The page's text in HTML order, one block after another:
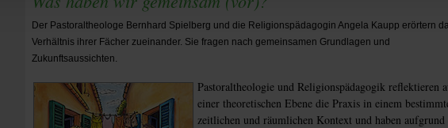
Der Pastoraltheologe Bernhard Spielberg und die Religionspädagogin Angela Kaupp erörtern
Verhältnis ihrer Fächer zueinander. Sie fragen nach gemeinsamen Grundlagen und
Zukunftsaussichten.
Pastoraltheologie und Religionspädagogik reflektieren
einer theoretischen Ebene die Praxis in einem
zeitlichen und räumlichen Kontext und haben aufgrund